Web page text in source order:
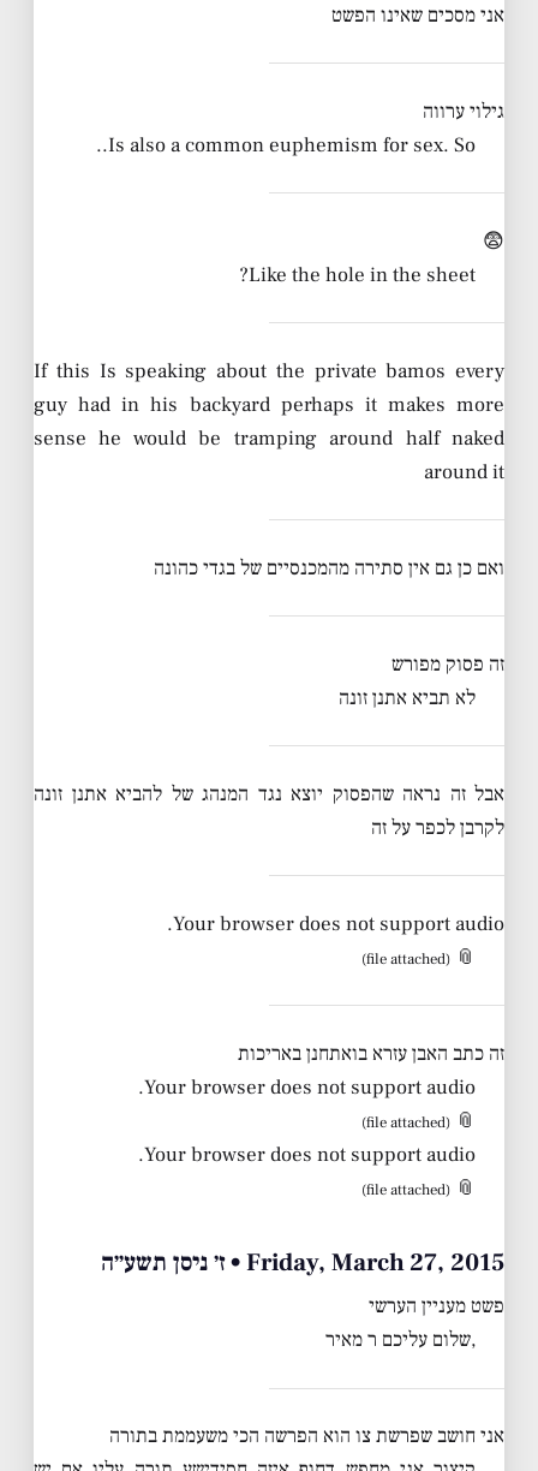
אני מסכים שאינו הפשט
גילוי ערווה
Is also a common euphemism for sex. So..
😨
Like the hole in the sheet?
If this Is speaking about the private bamos every
guy had in his backyard perhaps it makes more
sense he would be tramping around half naked
around it
ואם כן גם אין סתירה מהמכנסיים של בגדי כהונה
זה פסוק מפורש
לא תביא אתנן זונה
אבל זה נראה שהפסוק יוצא נגד המנהג של להביא אתנן זונה
לקרבן לכפר על זה
Your browser does not support audio.
📎
(file attached)
זה כתב האבן עזרא בואתחנן באריכות
Your browser does not support audio.
📎
(file attached)
Your browser does not support audio.
📎
(file attached)
Friday, March 27, 2015 • ז׳ ניסן תשע״ה
פשט מעניין הערשי
,שלום עליכם ר מאיר
אני חושב שפרשת צו הוא הפרשה הכי משעממת בתורה